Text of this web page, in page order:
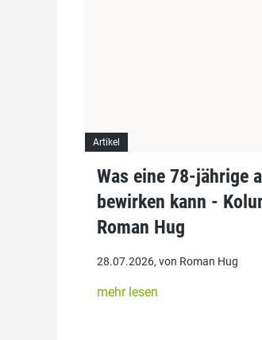
Artikel
Was eine 78-jährige
bewirken kann -
Roman Hug
28.07.2026, von Roman Hug
mehr lesen